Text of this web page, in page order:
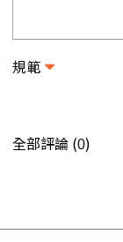
規範
全部評論 (0)